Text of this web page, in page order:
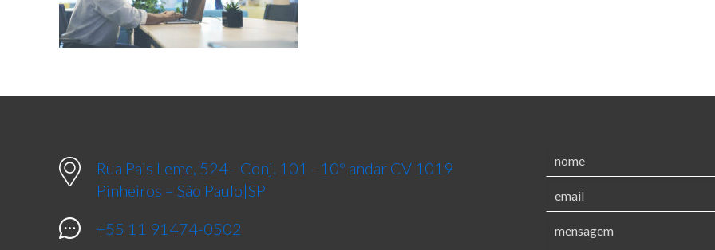
Rua Pais Leme, 524 - Conj. 101 - 10º andar CV 1019
Pinheiros – São Paulo|SP
+55 11 91474-0502